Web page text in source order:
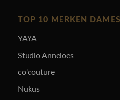
TOP 10 MERKEN DAMES
YAYA
Studio Anneloes
co'couture
Nukus